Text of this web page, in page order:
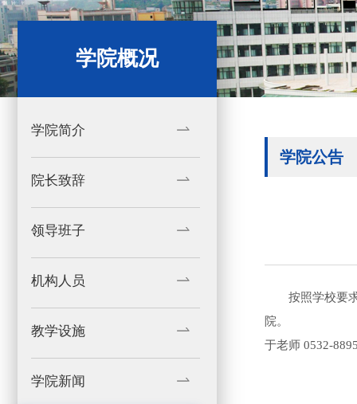
学院概况
学院简介
院长致辞
领导班子
机构人员
教学设施
学院新闻
学院公告
按照学校要
院。
于老师 0532-